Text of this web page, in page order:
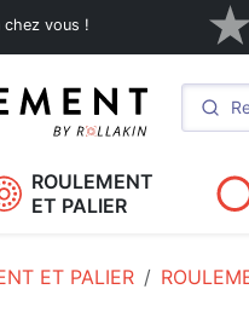
chez vous !
ROULEMENT
ET PALIER
ET PALIER